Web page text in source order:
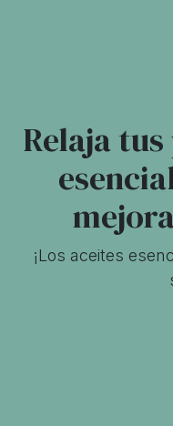
Relaja
¡Los aceites